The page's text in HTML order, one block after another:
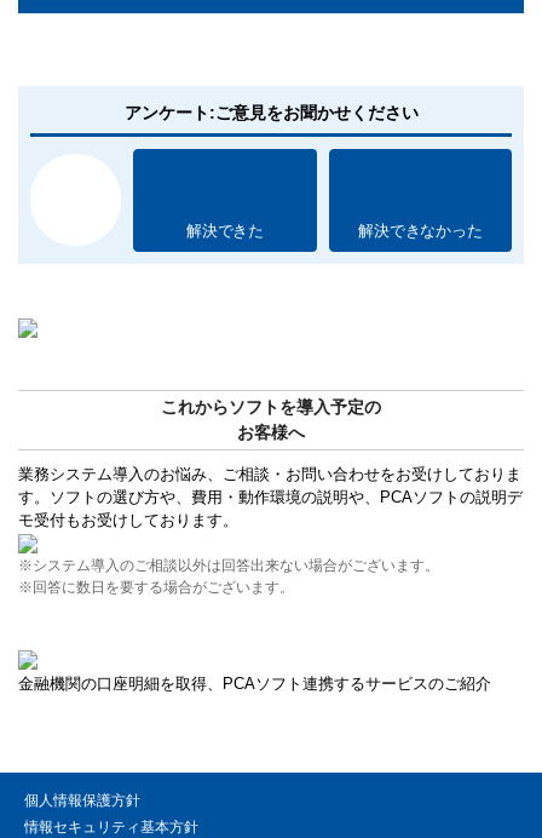
アンケート:ご意見をお聞かせください
解決できた 解決できなかった
これからソフトを導入予定の
お客様へ
業務システム導入のお悩み、ご相談・お問い合わせをお受けしておりま
す。ソフトの選び方や、費用・動作環境の説明や、PCAソフトの説明デ
モ受付もお受けしております。
※システム導入のご相談以外は回答出来ない場合がございます。
※回答に数日を要する場合がございます。
金融機関の口座明細を取得、PCAソフト連携するサービスのご紹介
個人情報保護方針
情報セキュリティ基本方針